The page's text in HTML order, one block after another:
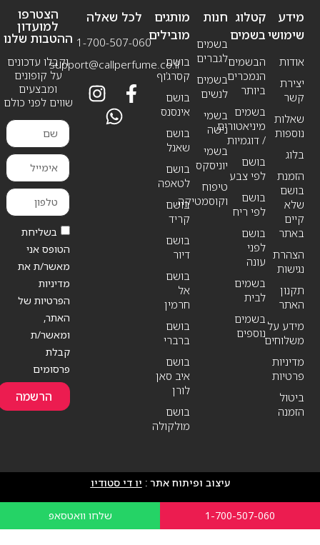
מידע
שימושי
אודות
יצירת
קשר
שאלות
נוספות
בלוג
הזמנת
בושם
שלא
קיים
באתר
הצהרת
נגישות
תקנון
האתר
מידע על
משלוחים
מדיניות
פרטיות
ביטול
הזמנה
חנות
בשמים
לגברים
בשמים
לנשים
בשמי
נישה
בשמי
יוניסקס
טיפוח
וקוסמטיקה
קטלוג
בשמים
הבשמים
הנמכרים
ביותר
בשמים
מיניאטורים
/ דוגמיות
בושם
לפי צבע
בושם
לפי ריח
בושם
לפני
עונה
בשמים
לבית
בשמים
נוספים
מותגים
מובילים
בושם
קסרג’וף
בושם
אינסנס
בושם
שאנל
בושם
לטאפה
בושם
קריד
בושם
דיור
בושם
אל
חרמין
בושם
ברברי
בושם
איב סאן
לורן
בושם
מולקולה
לכל שאלה
1-700-507-060
support@callperfume.co.il
הצטרפו
למועדון
ההטבות שלנו
וקבלו עדכונים
על קופונים
ומבצעים
שווים לפני כולם
בשליחת
הטופס אני
מאשר/ת את
מדיניות
הפרטיות של
האתר,
ומאשר/ת
קבלת
פרסומים
הרשמה
עיצוב ופיתוח אתר : יו די סטודיו
1-700-507-060 שלחו וואטסאפ